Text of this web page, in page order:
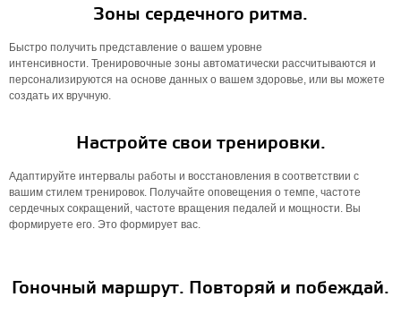
Зоны сердечного ритма.
Быстро получить представление о вашем уровне
интенсивности. Тренировочные зоны автоматически рассчитываются и
персонализируются на основе данных о вашем здоровье, или вы можете
создать их вручную.
Настройте свои тренировки.
Адаптируйте интервалы работы и восстановления в соответствии с
вашим стилем тренировок. Получайте оповещения о темпе, частоте
сердечных сокращений, частоте вращения педалей и мощности. Вы
формируете его. Это формирует вас.
Гоночный маршрут. Повторяй и побеждай.